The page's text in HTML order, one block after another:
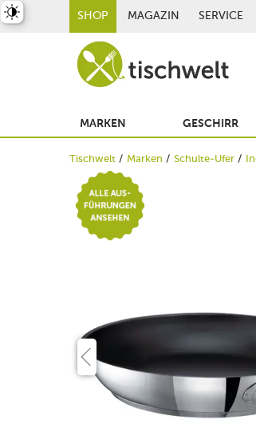
SHOP MAGAZIN SERVICE
MARKEN GESCHIRR
Tischwelt Marken Schulte-Ufer
umschalten